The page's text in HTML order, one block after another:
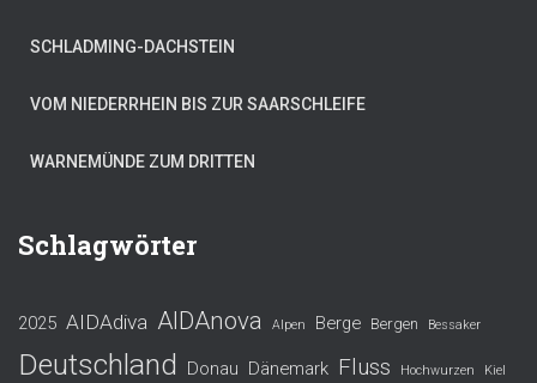
SCHLADMING-DACHSTEIN
VOM NIEDERRHEIN BIS ZUR SAARSCHLEIFE
WARNEMÜNDE ZUM DRITTEN
Schlagwörter
2025 AIDAdiva AIDAnova Alpen Berge Bergen Bessaker
Deutschland Donau Dänemark Fluss Hochwurzen Kiel